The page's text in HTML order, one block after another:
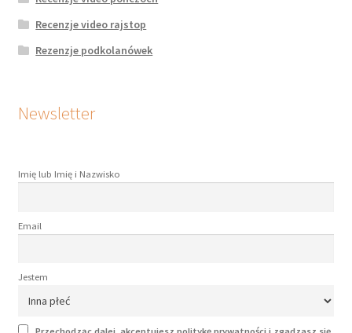
Recenzje video rajstop
Rezenzje podkolanówek
Newsletter
Imię lub Imię i Nazwisko
Email
Jestem